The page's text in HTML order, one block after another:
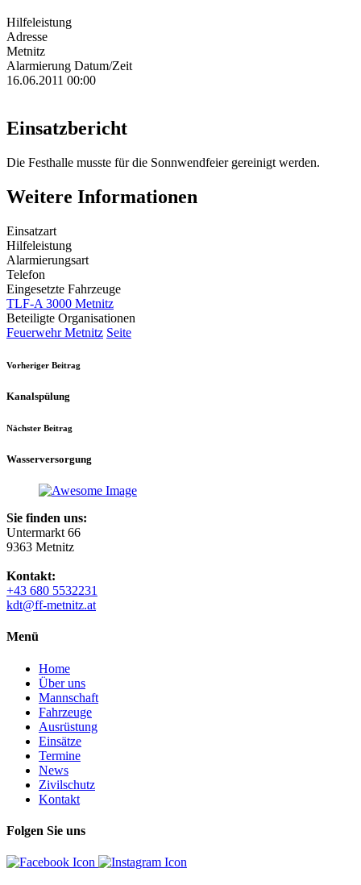
Hilfeleistung
Adresse
Metnitz
Alarmierung Datum/Zeit
16.06.2011 00:00
Einsatzbericht
Die Festhalle musste für die Sonnwendfeier gereinigt werden.
Weitere Informationen
Einsatzart
Hilfeleistung
Alarmierungsart
Telefon
Eingesetzte Fahrzeuge
TLF-A 3000 Metnitz
Beteiligte Organisationen
Feuerwehr Metnitz Seite
Vorheriger Beitrag
Kanalspülung
Nächster Beitrag
Wasserversorgung
Sie finden uns:
Untermarkt 66
9363 Metnitz
Kontakt:
+43 680 5532231
kdt@ff-metnitz.at
Menü
Home
Über uns
Mannschaft
Fahrzeuge
Ausrüstung
Einsätze
Termine
News
Zivilschutz
Kontakt
Folgen Sie uns